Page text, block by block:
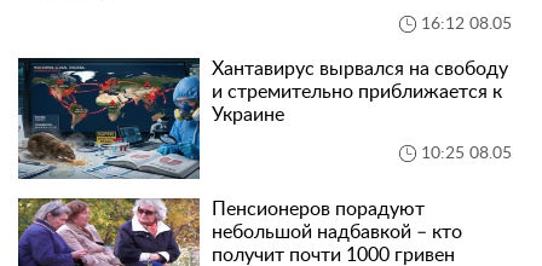
16:12 08.05
Хантавирус вырвался на свободу
и стремительно приближается к
Украине
10:25 08.05
Пенсионеров порадуют
небольшой надбавкой – кто
получит почти 1000 гривен